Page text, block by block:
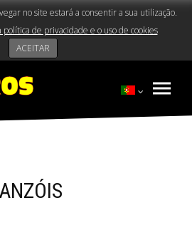
no site estará a consentir a sua utilização.
política de privacidade e o uso de cookies
ACEITAR
ANZÓIS